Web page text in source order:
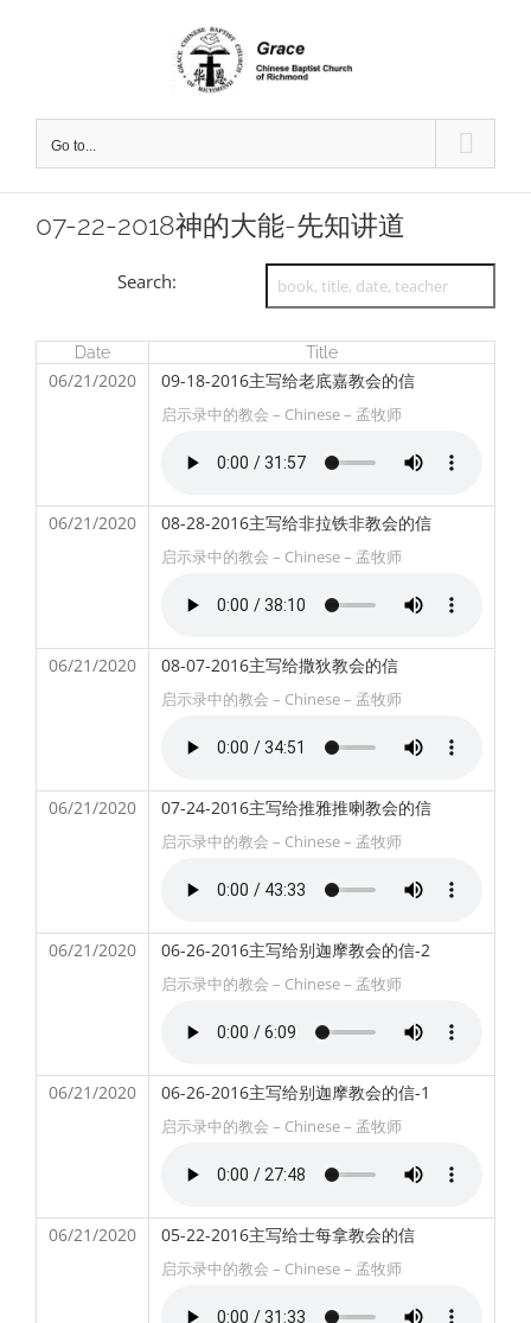
Go to...
07-22-2018神的大能-先知讲道
Search:
Date Title
06/21/2020 09-18-2016主写给老底嘉教会的信
启示录中的教会 – Chinese – 孟牧师
06/21/2020 08-28-2016主写给非拉铁非教会的信
启示录中的教会 – Chinese – 孟牧师
06/21/2020 08-07-2016主写给撒狄教会的信
启示录中的教会 – Chinese – 孟牧师
06/21/2020 07-24-2016主写给推雅推喇教会的信
启示录中的教会 – Chinese – 孟牧师
06/21/2020 06-26-2016主写给别迦摩教会的信-2
启示录中的教会 – Chinese – 孟牧师
06/21/2020 06-26-2016主写给别迦摩教会的信-1
启示录中的教会 – Chinese – 孟牧师
06/21/2020 05-22-2016主写给士每拿教会的信
启示录中的教会 – Chinese – 孟牧师